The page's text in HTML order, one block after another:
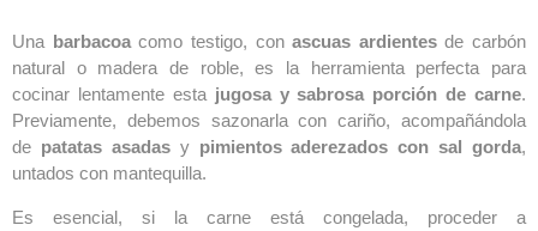
Una barbacoacomo testigo, conascuas ardientesde carbón
natural o madera de roble, es la herramienta perfecta para
cocinar lentamente esta jugosa y sabrosa porción de carne.
Previamente, debemos sazonarla con cariño, acompañándola
de patatas asadasy pimientos aderezados con sal gorda,
untados con mantequilla.
Es esencial, si la carne está congelada, proceder a